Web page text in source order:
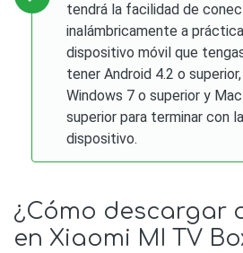
tendrá la facilidad de
inalámbricamente a
dispositivo móvil que
tener Android 4.2 o
Windows 7 o superior y
superior para terminar con
dispositivo.
¿Cómo descargar
en Xiaomi MI TV